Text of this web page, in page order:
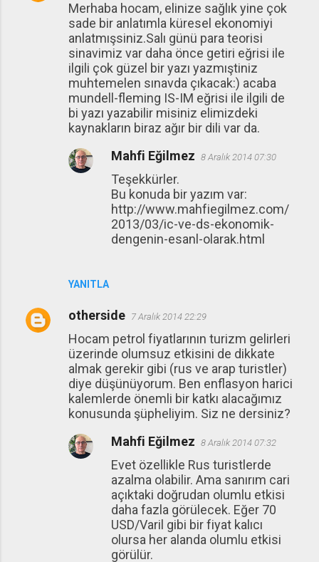
Merhaba hocam, elinize sağlık yine çok
sade bir anlatımla küresel ekonomiyi
anlatmışsiniz.Salı günü para teorisi
sinavimiz var daha önce getiri eğrisi ile
ilgili çok güzel bir yazı yazmıştiniz
muhtemelen sınavda çıkacak:) acaba
mundell-fleming IS-IM eğrisi ile ilgili de
bi yazı yazabilir misiniz elimizdeki
kaynakların biraz ağır bir dili var da.
YANITLA
Mahfi Eğilmez 8 Aralık 2014 07:30
Teşekkürler.
Bu konuda bir yazım var:
http://www.mahfiegilmez.com/
2013/03/ic-ve-ds-ekonomik-
dengenin-esanl-olarak.html
otherside 7 Aralık 2014 22:29
Hocam petrol fiyatlarının turizm gelirleri
üzerinde olumsuz etkisini de dikkate
almak gerekir gibi (rus ve arap turistler)
diye düşünüyorum. Ben enflasyon harici
kalemlerde önemli bir katkı alacağımız
konusunda şüpheliyim. Siz ne dersiniz?
Mahfi Eğilmez 8 Aralık 2014 07:32
Evet özellikle Rus turistlerde
azalma olabilir. Ama sanırım cari
açıktaki doğrudan olumlu etkisi
daha fazla görülecek. Eğer 70
USD/Varil gibi bir fiyat kalıcı
olursa her alanda olumlu etkisi
görülür.